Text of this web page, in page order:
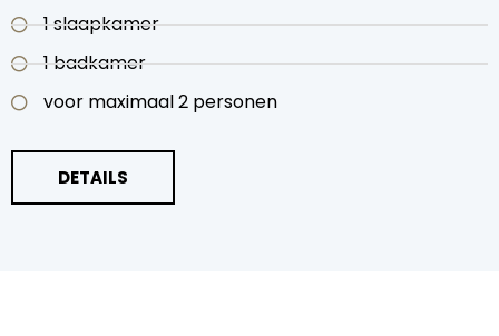
1 slaapkamer
1 badkamer
voor maximaal 2 personen
DETAILS